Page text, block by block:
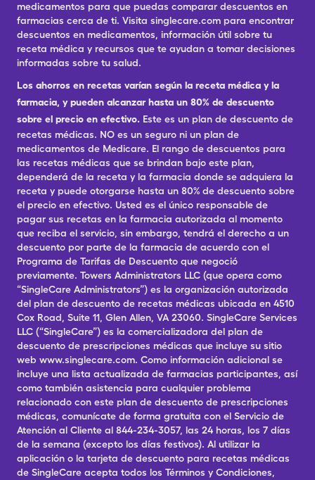
medicamentos para que puedas comparar descuentos en
farmacias cerca de ti. Visita singlecare.com para encontrar
descuentos en medicamentos, información útil sobre tu
receta médica y recursos que te ayudan a tomar decisiones
informadas sobre tu salud.
Los ahorros en recetas varían según la receta médica y la
farmacia, y pueden alcanzar hasta un 80% de descuento
sobre el precio en efectivo. Este es un plan de descuento de
recetas médicas. NO es un seguro ni un plan de
medicamentos de Medicare. El rango de descuentos para
las recetas médicas que se brindan bajo este plan,
dependerá de la receta y la farmacia donde se adquiera la
receta y puede otorgarse hasta un 80% de descuento sobre
el precio en efectivo. Usted es el único responsable de
pagar sus recetas en la farmacia autorizada al momento
que reciba el servicio, sin embargo, tendrá el derecho a un
descuento por parte de la farmacia de acuerdo con el
Programa de Tarifas de Descuento que negoció
previamente. Towers Administrators LLC (que opera como
“SingleCare Administrators”) es la organización autorizada
del plan de descuento de recetas médicas ubicada en 4510
Cox Road, Suite 11, Glen Allen, VA 23060. SingleCare Services
LLC (“SingleCare”) es la comercializadora del plan de
descuento de prescripciones médicas que incluye su sitio
web www.singlecare.com. Como información adicional se
incluye una lista actualizada de farmacias participantes, así
como también asistencia para cualquier problema
relacionado con este plan de descuento de prescripciones
médicas, comunícate de forma gratuita con el Servicio de
Atención al Cliente al 844-234-3057, las 24 horas, los 7 días
de la semana (excepto los días festivos). Al utilizar la
aplicación o la tarjeta de descuento para recetas médicas
de SingleCare acepta todos los Términos y Condiciones,